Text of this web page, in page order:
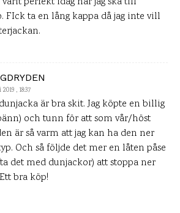
FIck ta en lång kappa då jag inte vill
, 18:37
är bra skit. Jag köpte en billig
och tunn för att som vår/höst
är så varm att jag kan ha den ner
Och så följde det mer en låten påse
det med dunjackor) att stoppa ner
bra köp!